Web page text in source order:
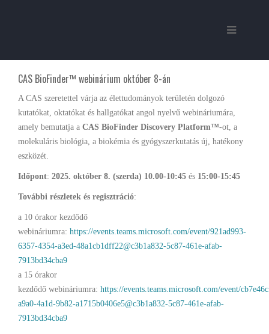
CAS BioFinder™ webinárium október 8-án
A CAS szeretettel várja az élettudományok területén dolgozó
kutatókat, oktatókat és hallgatókat angol nyelvű webináriumára,
amely bemutatja a CAS BioFinder Discovery Platform™-ot, a
molekuláris biológia, a biokémia és gyógyszerkutatás új, hatékony
eszközét.
Időpont: 2025. október 8. (szerda) 10.00-10:45 és 15:00-15:45
További részletek és regisztráció:
a 10 órakor kezdődő
webináriumra: https://events.teams.microsoft.com/event/921ad993-
6357-4354-a3ed-48a1cb1dff22@c3b1a832-5c87-461e-afab-
7913bd34cba9
a 15 órakor
kezdődő webináriumra: https://events.teams.microsoft.com/event/
a9a0-4a1d-9b82-a1715b0406e5@c3b1a832-5c87-461e-afab-
7913bd34cba9